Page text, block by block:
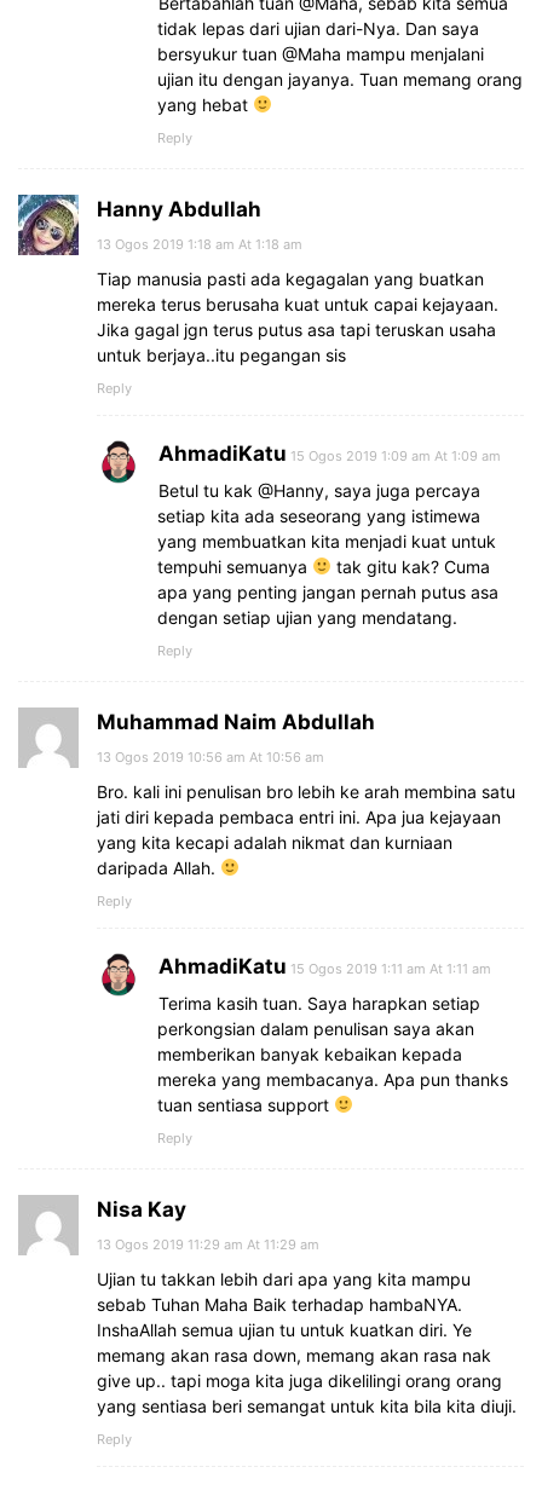
tidak lepas dari ujian dari-Nya. Dan saya
bersyukur tuan @Maha mampu menjalani
ujian itu dengan jayanya. Tuan memang orang
yang hebat
Reply
Hanny Abdullah
13 Ogos 2019 1:18 am At 1:18 am
Tiap manusia pasti ada kegagalan yang buatkan
mereka terus berusaha kuat untuk capai kejayaan.
Jika gagal jgn terus putus asa tapi teruskan usaha
untuk berjaya..itu pegangan sis
Reply
AhmadiKatu 15 Ogos 2019 1:09 am At 1:09 am
Betul tu kak @Hanny, saya juga percaya
setiap kita ada seseorang yang istimewa
yang membuatkan kita menjadi kuat untuk
tempuhi semuanya
tak gitu kak? Cuma
apa yang penting jangan pernah putus asa
dengan setiap ujian yang mendatang.
Reply
Muhammad Naim Abdullah
13 Ogos 2019 10:56 am At 10:56 am
Bro. kali ini penulisan bro lebih ke arah membina satu
jati diri kepada pembaca entri ini. Apa jua kejayaan
yang kita kecapi adalah nikmat dan kurniaan
daripada Allah.
Reply
AhmadiKatu 15 Ogos 2019 1:11 am At 1:11 am
Terima kasih tuan. Saya harapkan setiap
perkongsian dalam penulisan saya akan
memberikan banyak kebaikan kepada
mereka yang membacanya. Apa pun thanks
tuan sentiasa support
Reply
Nisa Kay
13 Ogos 2019 11:29 am At 11:29 am
Ujian tu takkan lebih dari apa yang kita mampu
sebab Tuhan Maha Baik terhadap hambaNYA.
InshaAllah semua ujian tu untuk kuatkan diri. Ye
memang akan rasa down, memang akan rasa nak
give up.. tapi moga kita juga dikelilingi orang orang
yang sentiasa beri semangat untuk kita bila kita diuji.
Reply